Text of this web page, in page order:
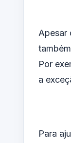
Apesar
Por
a
Para